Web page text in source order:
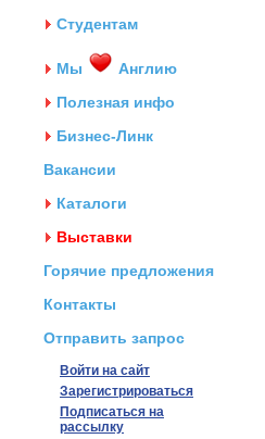
Студентам
Мы
Англию
Полезная инфо
Бизнес-Линк
Вакансии
Каталоги
Выставки
Горячие предложения
Контакты
Отправить запрос
Войти на сайт
Зарегистрироваться
Подписаться на
рассылку